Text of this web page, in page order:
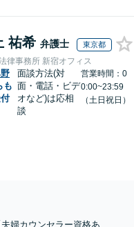
祐希 弁護士 東京都
律事務所 新宿オフィス
も
面談方法(対
面・電話・ビデ
オなど)は応相
談
営業時間：0
0:00~23:59
（土日祝日）
婦カウンセラー資格あ